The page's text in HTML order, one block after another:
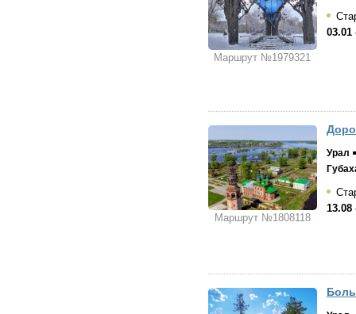
Маршрут №1979321
03.01
Маршрут №1808118
Урал
13.08